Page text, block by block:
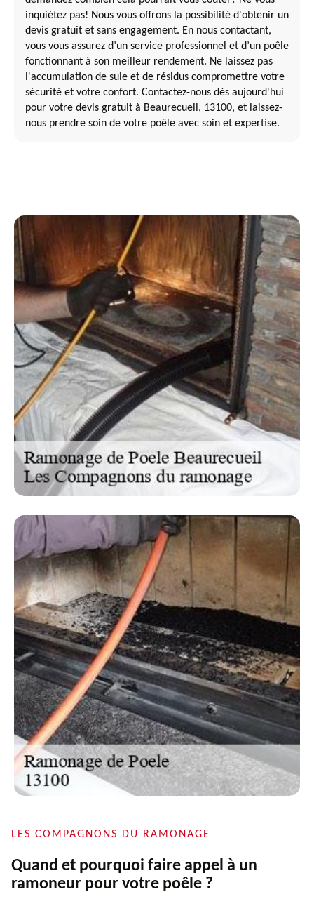
inquiétez pas! Nous vous offrons la possibilité d'obtenir un
devis gratuit et sans engagement. En nous contactant,
vous vous assurez d’un service professionnel et d’un poêle
fonctionnant à son meilleur rendement. Ne laissez pas
l'accumulation de suie et de résidus compromettre votre
sécurité et votre confort. Contactez-nous dès aujourd'hui
pour votre devis gratuit à Beaurecueil, 13100, et laissez-
nous prendre soin de votre poêle avec soin et expertise.
LES COMPAGNONS DU RAMONAGE
Quand et pourquoi faire appel à un
ramoneur pour votre poêle ?